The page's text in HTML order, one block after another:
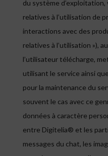
du système
relatives à l’utilisation de
interactions avec des
relatives à l’utilisation »),
l’utilisateur télécharge,
utilisant le service ainsi
pour la maintenance du
souvent le cas avec ce
données à caractère
entre Digitelia® et les
messages du chat, les